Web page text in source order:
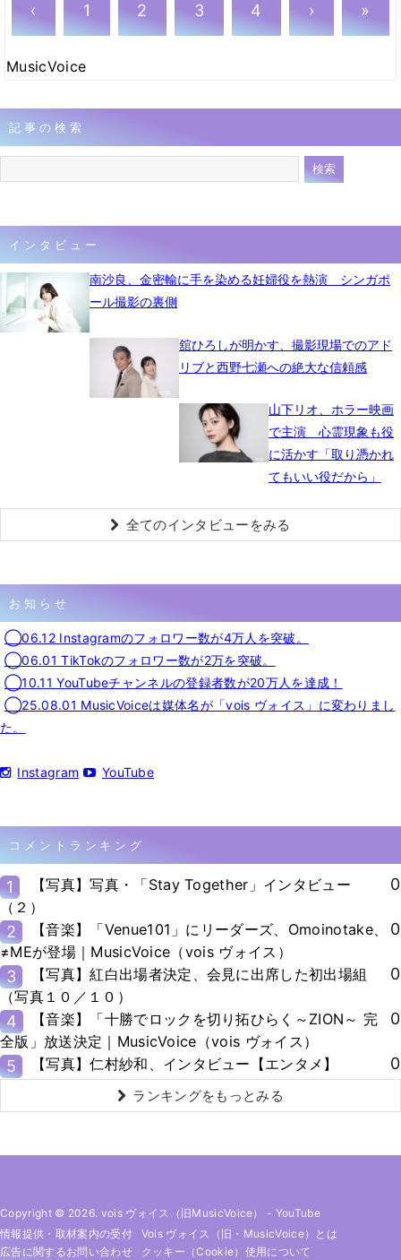
‹ 1 2 3 4 › »
MusicVoice
記事の検索
インタビュー
南沙良、金密輸に手を染める妊婦役を熱演 シンガポ
ール撮影の裏側
舘ひろしが明かす、撮影現場でのアド
リブと西野七瀬への絶大な信頼感
山下リオ、ホラー映画
で主演 心霊現象も役
に活かす「取り憑かれ
てもいい役だから」
全てのインタビューをみる
お知らせ
◯06.12 Instagramのフォロワー数が4万人を突破。
◯06.01 TikTokのフォロワー数が2万を突破。
◯10.11 YouTubeチャンネルの登録者数が20万人を達成！
◯25.08.01 MusicVoiceは媒体名が「vois ヴォイス」に変わりまし
た。
Instagram YouTube
コメントランキング
1
【写真】写真・「Stay Together」インタビュー
（２）
0
2
【音楽】「Venue101」にリーダーズ、Omoinotake、
≠MEが登場｜MusicVoice（vois ヴォイス）
0
3
【写真】紅白出場者決定、会見に出席した初出場組
（写真１０／１０）
0
4
【音楽】「十勝でロックを切り拓ひらく～ZION～ 完
全版」放送決定｜MusicVoice（vois ヴォイス）
0
5 【写真】仁村紗和、インタビュー【エンタメ】 0
ランキングをもっとみる
Copyright © 2026. vois ヴォイス（旧MusicVoice） - YouTube
情報提供・取材案内の受付
Vois ヴォイス（旧・MusicVoice）とは
広告に関するお問い合わせ
クッキー（cookie）使用について